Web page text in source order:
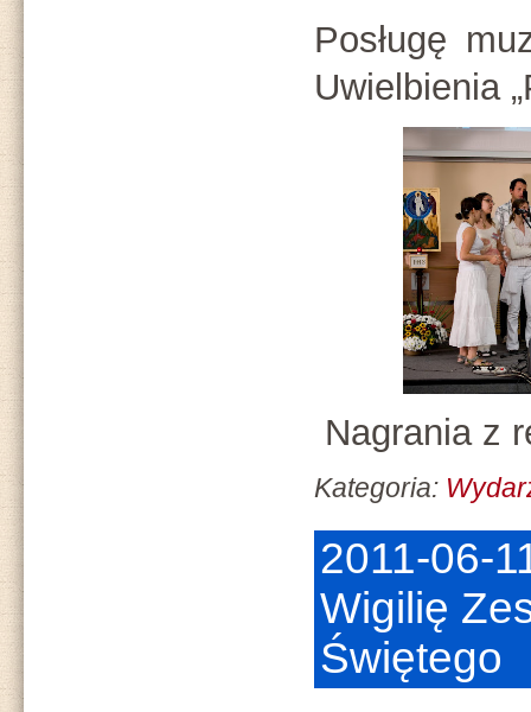
Posługę
Uwielbienia
Nagrania z
Kategoria:
2011-06-
Wigilię
Świętego